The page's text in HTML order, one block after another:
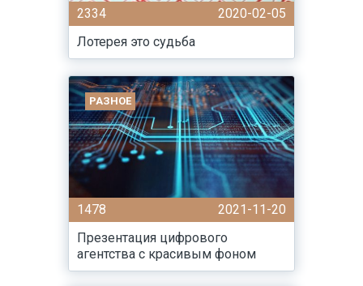
2334
2020-02-05
Лотерея это судьба
РАЗНОЕ
1478
2021-11-20
Презентация цифрового
агентства с красивым фоном